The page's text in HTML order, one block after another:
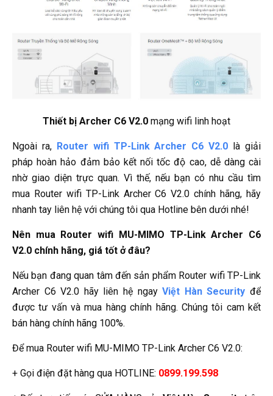
Thiết bị Archer C6 V2.0 mạng wifi linh hoạt
Ngoài ra, Router wifi TP-Link Archer C6 V2.0 là giải
pháp hoàn hảo đảm bảo kết nối tốc độ cao, dễ dàng cài
nhờ giao diện trực quan. Vì thế, nếu bạn có nhu cầu tìm
mua Router wifi TP-Link Archer C6 V2.0 chính hãng, hãy
nhanh tay liên hệ với chúng tôi qua Hotline bên dưới nhé!
Nên mua Router wifi MU-MIMO TP-Link Archer C6
V2.0 chính hãng, giá tốt ở đâu?
Nếu bạn đang quan tâm đến sản phẩm Router wifi TP-Link
Archer C6 V2.0 hãy liên hệ ngayViệt Hàn Security để
được tư vấn và mua hàng chính hãng. Chúng tôi cam kết
bán hàng chính hãng 100%.
Để mua Router wifi MU-MIMO TP-Link Archer C6 V2.0:
+ Gọi điện đặt hàng qua HOTLINE: 0899.199.598